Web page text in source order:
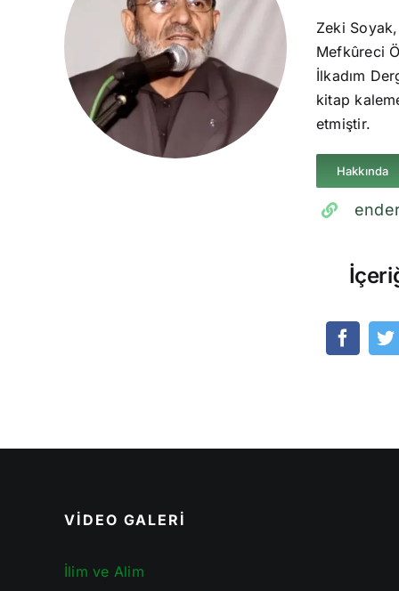
Zeki
Mefkûreci
İlkadım
kitap
etmiştir.
Hakkında
VİDEO GALERİ
İlim ve Alim